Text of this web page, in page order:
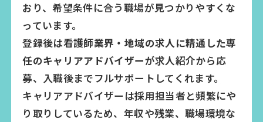
おり、希望条件に合う職場が見つかりやすくな
っています。
登録後は看護師業界・地域の求人に精通した専
任のキャリアアドバイザーが求人紹介から応
募、入職後までフルサポートしてくれます。
キャリアアドバイザーは採用担当者と頻繁にや
り取りしているため、年収や残業、職場環境な